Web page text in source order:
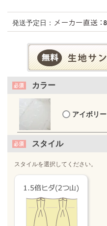
発送予定日：
カラー
アイボリー
スタイル
スタイルを選択してください。